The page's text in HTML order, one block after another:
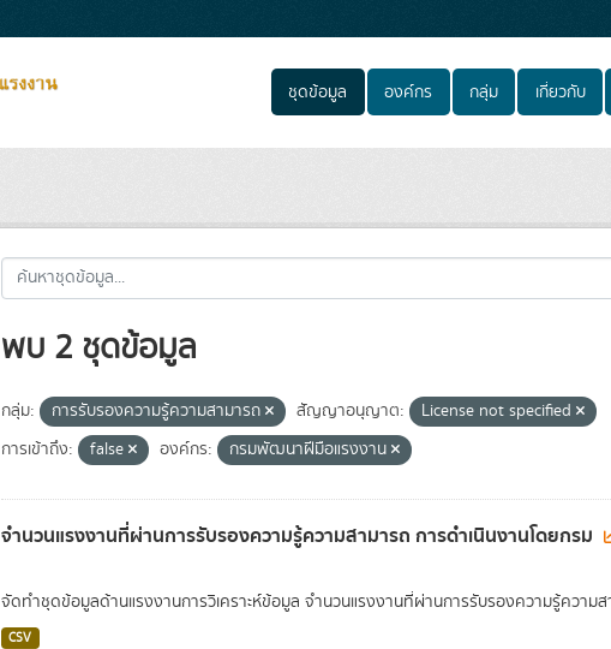
ชุดข้อมูล องค์กร กลุ่ม เกี่ยวกับ
พบ 2 ชุดข้อมูล
กลุ่ม: การรับรองความรู้ความสามารถ สัญญาอนุญาต:
License not specified
การเข้าถึง:
false องค์กร: กรมพัฒนาฝีมือแรงงาน
จำนวนแรงงานที่ผ่านการรับรองความรู้ความสามารถ การดำเนินงานโดยกรม
จัดทำชุดข้อมูลด้านแรงงานการวิเคราะห์ข้อมูล จำนวนแรงงานที่ผ่านการรับรองความรู้ความ
CSV